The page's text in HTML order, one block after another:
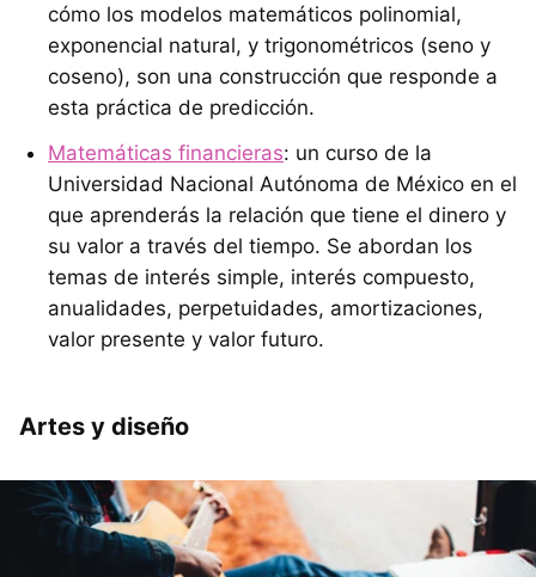
cómo los modelos matemáticos polinomial,
exponencial natural, y trigonométricos (seno y
coseno), son una construcción que responde a
esta práctica de predicción.
Matemáticas financieras: un curso de la
Universidad Nacional Autónoma de México en el
que aprenderás la relación que tiene el dinero y
su valor a través del tiempo. Se abordan los
temas de interés simple, interés compuesto,
anualidades, perpetuidades, amortizaciones,
valor presente y valor futuro.
Artes y diseño